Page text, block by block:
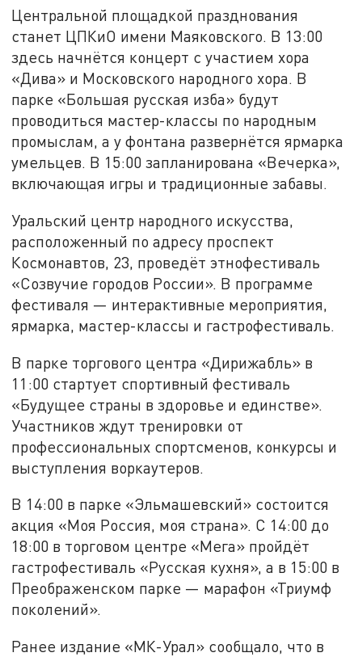
Центральной площадкой празднования
станет ЦПКиО имени Маяковского. В 13:00
здесь начнётся концерт с участием хора
«Дива» и Московского народного хора. В
парке «Большая русская изба» будут
проводиться мастер-классы по народным
промыслам, а у фонтана развернётся ярмарка
умельцев. В 15:00 запланирована «Вечерка»,
включающая игры и традиционные забавы.
Уральский центр народного искусства,
расположенный по адресу проспект
Космонавтов, 23, проведёт этнофестиваль
«Созвучие городов России». В программе
фестиваля — интерактивные мероприятия,
ярмарка, мастер-классы и гастрофестиваль.
В парке торгового центра «Дирижабль» в
11:00 стартует спортивный фестиваль
«Будущее страны в здоровье и единстве».
Участников ждут тренировки от
профессиональных спортсменов, конкурсы и
выступления воркаутеров.
В 14:00 в парке «Эльмашевский» состоится
акция «Моя Россия, моя страна». С 14:00 до
18:00 в торговом центре «Мега» пройдёт
гастрофестиваль «Русская кухня», а в 15:00 в
Преображенском парке — марафон «Триумф
поколений».
Ранее издание «МК-Урал» сообщало, что в